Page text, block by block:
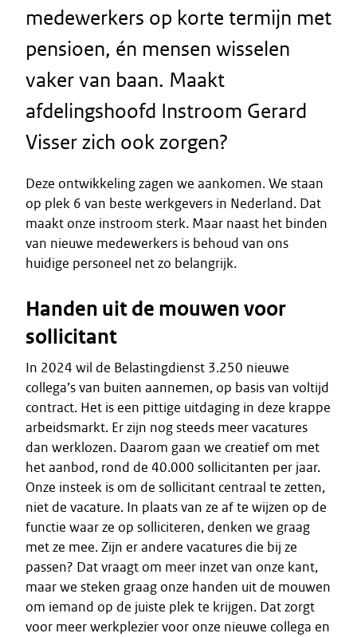
medewerkers op korte termijn met
pensioen, én mensen wisselen
vaker van baan. Maakt
afdelingshoofd Instroom Gerard
Visser zich ook zorgen?
Deze ontwikkeling zagen we aankomen. We staan
op plek 6 van beste werkgevers in Nederland. Dat
maakt onze instroom sterk. Maar naast het binden
van nieuwe medewerkers is behoud van ons
huidige personeel net zo belangrijk.
Handen uit de mouwen voor
sollicitant
In 2024 wil de Belastingdienst 3.250 nieuwe
collega’s van buiten aannemen, op basis van voltijd
contract. Het is een pittige uitdaging in deze krappe
arbeidsmarkt. Er zijn nog steeds meer vacatures
dan werklozen. Daarom gaan we creatief om met
het aanbod, rond de 40.000 sollicitanten per jaar.
Onze insteek is om de sollicitant centraal te zetten,
niet de vacature. In plaats van ze af te wijzen op de
functie waar ze op solliciteren, denken we graag
met ze mee. Zijn er andere vacatures die bij ze
passen? Dat vraagt om meer inzet van onze kant,
maar we steken graag onze handen uit de mouwen
om iemand op de juiste plek te krijgen. Dat zorgt
voor meer werkplezier voor onze nieuwe collega en